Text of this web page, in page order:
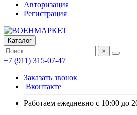
Авторизация
Регистрация
Каталог
×
+7 (911) 315-07-47
Заказать звонок
Вконтакте
Работаем ежедневно с 10:00 до